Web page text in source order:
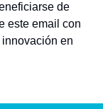
de
este email con
en